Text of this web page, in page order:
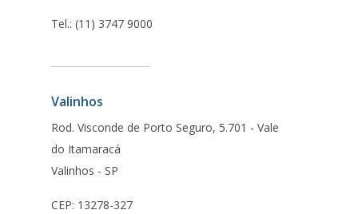
Tel.: (11) 3747 9000
Valinhos
Rod. Visconde de Porto Seguro, 5.701 - Vale
do Itamaracá
Valinhos - SP
CEP: 13278-327